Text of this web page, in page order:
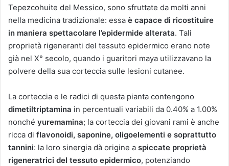
Tepezcohuite del Messico, sono sfruttate da molti anni
nella medicina tradizionale: essa è capace di ricostituire
in maniera spettacolare l’epidermide alterata. Tali
proprietà rigeneranti del tessuto epidermico erano note
già nel X° secolo, quando i guaritori maya utilizzavano la
polvere della sua corteccia sulle lesioni cutanee.
La corteccia e le radici di questa pianta contengono
dimetiltriptamina in percentuali variabili da 0.40% a 1.00%
nonché yuremamina; la corteccia dei giovani rami è anche
ricca di flavonoidi, saponine, oligoelementi e soprattutto
tannini: la loro sinergia dà origine a spiccate proprietà
rigeneratrici del tessuto epidermico, potenziando